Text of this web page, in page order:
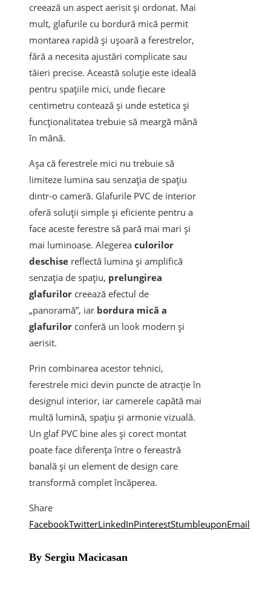
creează un aspect aerisit și ordonat. Mai
mult, glafurile cu bordură mică permit
montarea rapidă și ușoară a ferestrelor,
fără a necesita ajustări complicate sau
tăieri precise. Această soluție este ideală
pentru spațiile mici, unde fiecare
centimetru contează și unde estetica și
funcționalitatea trebuie să meargă mână
în mână.
Aşa că ferestrele mici nu trebuie să
limiteze lumina sau senzația de spațiu
dintr-o cameră. Glafurile PVC de interior
oferă soluții simple și eficiente pentru a
face aceste ferestre să pară mai mari și
mai luminoase. Alegerea culorilor
deschise reflectă lumina și amplifică
senzația de spațiu, prelungirea
glafurilor creează efectul de
„panoramă”, iar bordura mică a
glafurilor conferă un look modern și
aerisit.
Prin combinarea acestor tehnici,
ferestrele mici devin puncte de atracție în
designul interior, iar camerele capătă mai
multă lumină, spațiu și armonie vizuală.
Un glaf PVC bine ales și corect montat
poate face diferența între o fereastră
banală și un element de design care
transformă complet încăperea.
Share
FacebookTwitterLinkedInPinterestStumbleuponEmail
By Sergiu Macicasan